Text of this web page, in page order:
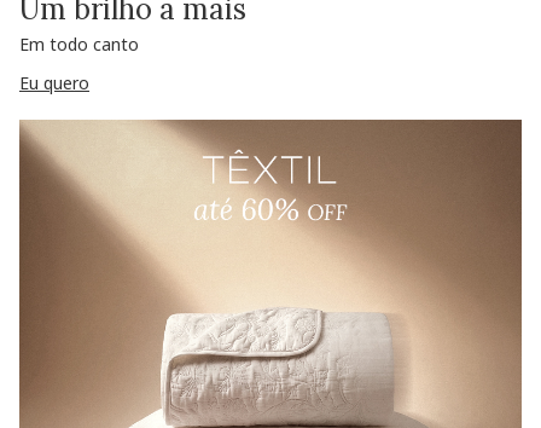
Um brilho a mais
Em todo canto
Eu quero